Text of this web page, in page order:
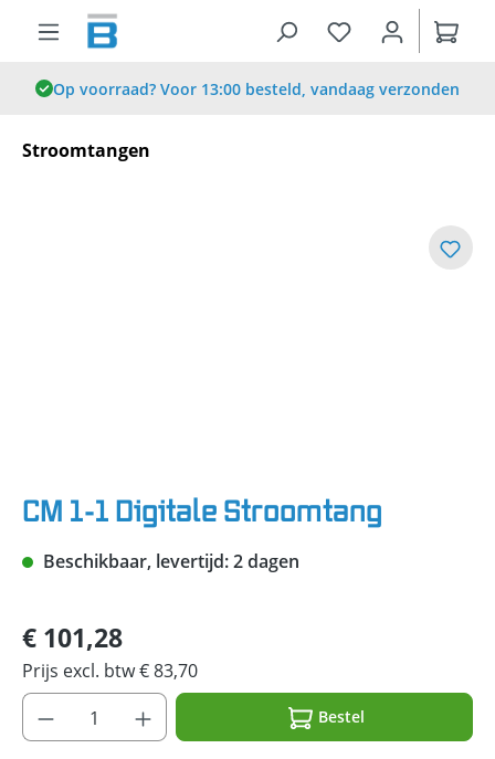
Op voorraad? Voor 13:00 besteld, vandaag verzonden
Stroomtangen
CM 1-1 Digitale Stroomtang
Beschikbaar, levertijd: 2 dagen
€ 101,28
Prijs excl. btw € 83,70
Bestel